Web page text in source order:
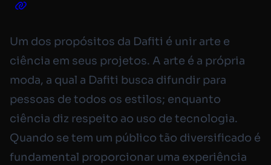
Um dos propósitos da Dafiti é unir arte e
ciência em seus projetos. A arte é a própria
moda, a qual a Dafiti busca difundir para
pessoas de todos os estilos; enquanto
ciência diz respeito ao uso de tecnologia.
Quando se tem um público tão diversificado é
fundamental proporcionar uma experiência